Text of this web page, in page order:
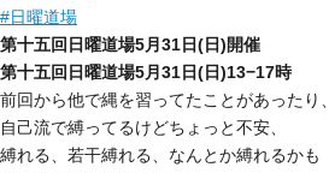
#日曜道場
第十五回日曜道場5月31日(日)開催
第十五回日曜道場5月31日(日)13−17時
前回から他で縄を習ってたことがあったり、
自己流で縛ってるけどちょっと不安、
縛れる、若干縛れる、なんとか縛れるかも